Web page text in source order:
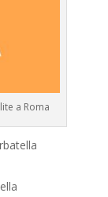
a Roma